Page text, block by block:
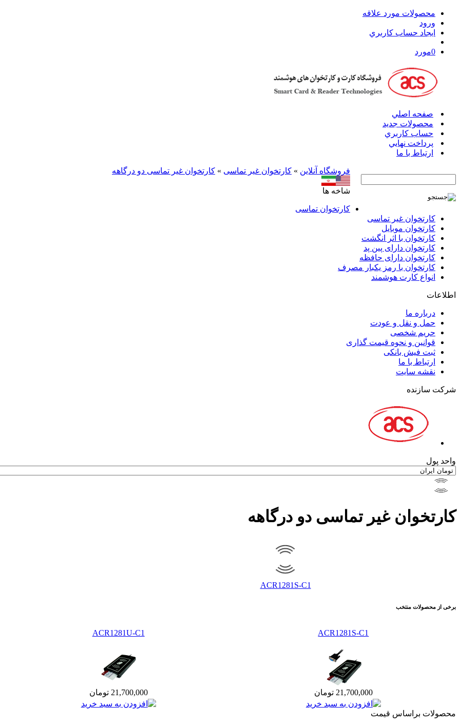
محصولات مورد علاقه
ورود
ايجاد حساب کاربري
0مورد
صفحه اصلي
محصولات جدید
حساب کاربري
پرداخت نهايي
ارتباط با ما
فروشگاه آنلاين » کارتخوان‌ غیر تماسی » کارتخوان غیر تماسی دو درگاهه
شاخه ها
کارتخوان‌ تماسی
کارتخوان‌ غیر تماسی
کارتخوان موبایل
کارتخوان با اثر انگشت
کارتخوان دارای پین پد
کارتخوان دارای حافظه
کارتخوان با رمز یکبار مصرف
انواع کارت هوشمند
اطلاعات
درباره ما
حمل و نقل و عودت
حریم شخصی
قوانین و نحوه قیمت گذاری
ثبت فیش بانکی
ارتباط با ما
نقشه سايت
شرکت سازنده
واحد پول
کارتخوان غیر تماسی دو درگاهه
ACR1281S-C1
برخی از محصولات منتخب
ACR1281S-C1
21,700,000 تومان
ACR1281U-C1
21,700,000 تومان
محصولات براساس قيمت